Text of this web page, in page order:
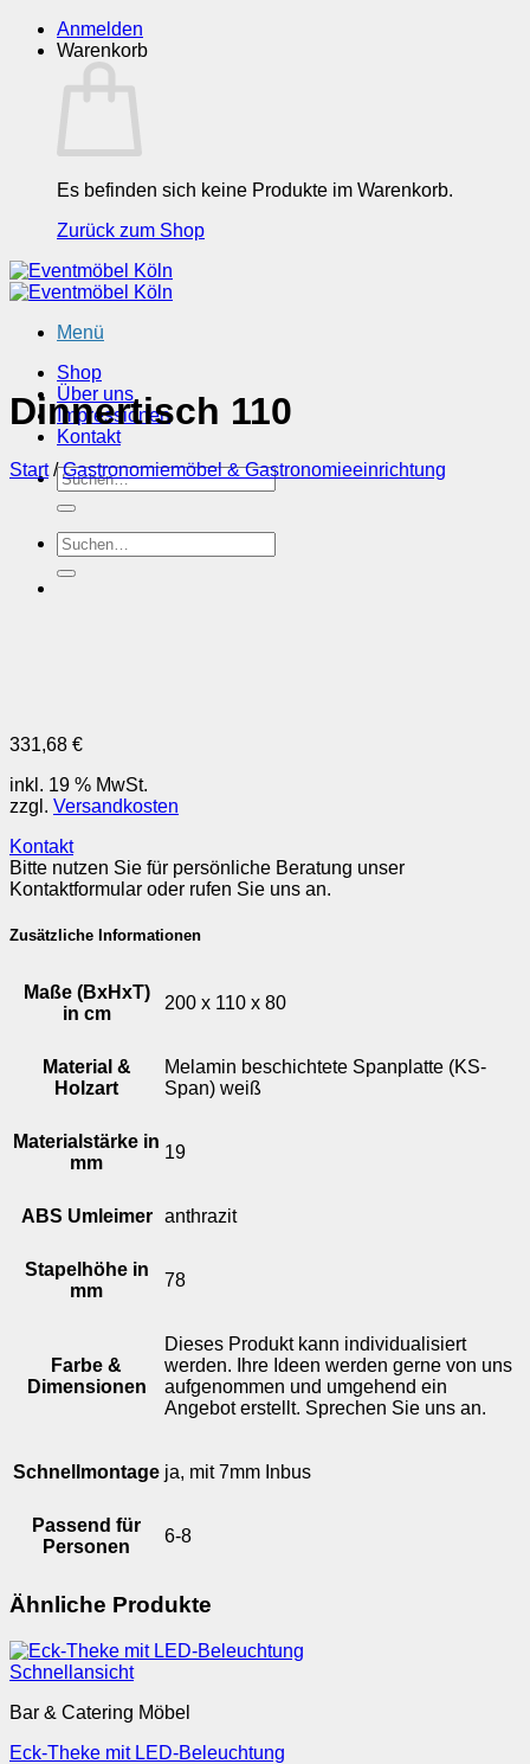
Zum
Inhalt
Anmelden
Warenkorb
Es befinden sich keine Produkte im Warenkorb.
Zurück zum Shop
Menü
Shop
Über uns
Impressionen
Kontakt
Suchen
nach:
Suchen
nach:
Dinnertisch 110
Start / Gastronomiemöbel & Gastronomieeinrichtung
331,68 €
inkl. 19 % MwSt.
zzgl. Versandkosten
Kontakt
Bitte nutzen Sie für persönliche Beratung unser
Kontaktformular oder rufen Sie uns an.
Zusätzliche Informationen
Maße (BxHxT)
in cm
200 x 110 x 80
Material &
Holzart
Melamin beschichtete Spanplatte (KS-
Span) weiß
Materialstärke in
mm
19
ABS Umleimer anthrazit
Stapelhöhe in
mm
78
Farbe &
Dimensionen
Dieses Produkt kann individualisiert
werden. Ihre Ideen werden gerne von uns
aufgenommen und umgehend ein
Angebot erstellt. Sprechen Sie uns an.
Schnellmontage ja, mit 7mm Inbus
Passend für
Personen
6-8
Ähnliche Produkte
Schnellansicht
Bar & Catering Möbel
Eck-Theke mit LED-Beleuchtung